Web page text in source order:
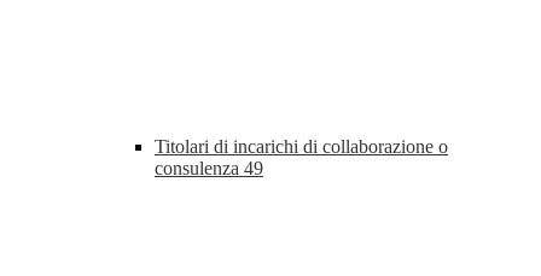
Titolari di incarichi di collaborazione o
consulenza 49